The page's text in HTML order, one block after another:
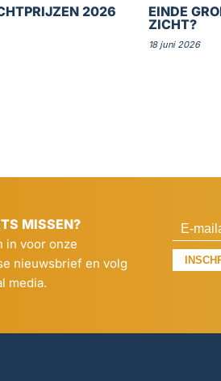
2026
EINDE
ZICHT?
18 juni 2026
MISSEN?
in voor onze
nieuwsbrief en volg
media.